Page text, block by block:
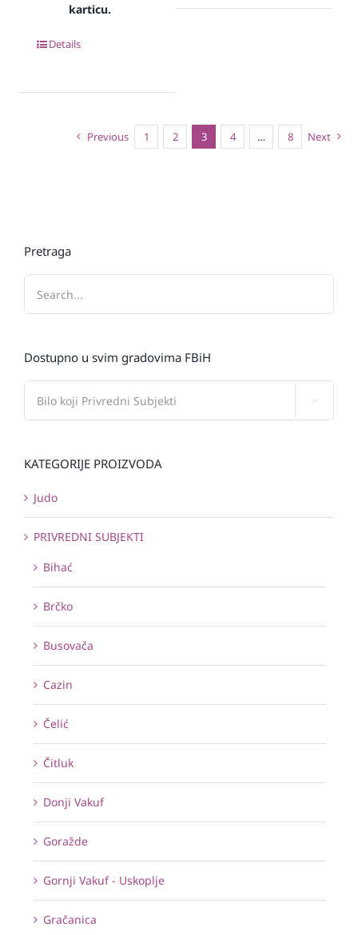
karticu.
Details
Previous 1 2 3 4 … 8 Next
Pretraga
Dostupno u svim gradovima FBiH
KATEGORIJE PROIZVODA
Judo
PRIVREDNI SUBJEKTI
Bihać
Brčko
Busovača
Cazin
Čelić
Čitluk
Donji Vakuf
Goražde
Gornji Vakuf - Uskoplje
Gračanica